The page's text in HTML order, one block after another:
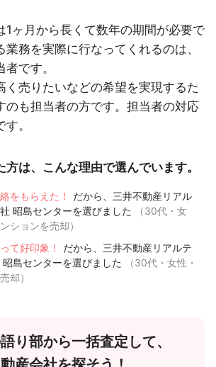
1ヶ月から長くて数年の期間が必要で
務を実際に行なってくれるのは、
です。
く売りたいなどの希望を実現するた
のも担当者の方です。担当者の対応
。
方は、こんな理由で選んでいます。
をもらえた！
だから、三井不動産リアル
昭島センターを選びました
（30代・女
ションを売却）
て好印象！
だから、三井不動産リアルテ
昭島センターを選びました
（30代・女性・
却）
り部から一括査定して、